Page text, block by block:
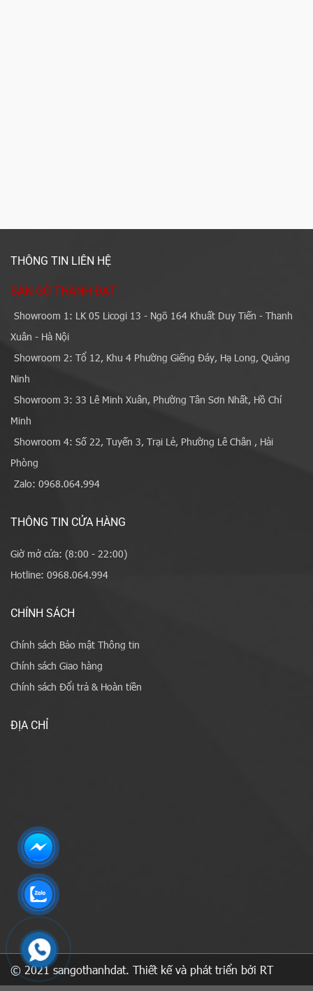
THÔNG TIN LIÊN HỆ
SÀN GỖ THÀNH ĐẠT
Showroom 1: LK 05 Licogi 13 - Ngõ 164 Khuất Duy Tiến - Thanh
Xuân - Hà Nội
Showroom 2: Tổ 12, Khu 4 Phường Giếng Đáy, Hạ Long, Quảng
Ninh
Showroom 3: 33 Lê Minh Xuân, Phường Tân Sơn Nhất, Hồ Chí
Minh
Showroom 4: Số 22, Tuyến 3, Trại Lẻ, Phường Lê Chân , Hải
Phòng
Zalo: 0968.064.994
THÔNG TIN CỬA HÀNG
Giờ mở cửa: (8:00 - 22:00)
Hotline: 0968.064.994
CHÍNH SÁCH
Chính sách Bảo mật Thông tin
Chính sách Giao hàng
Chính sách Đổi trả & Hoàn tiền
ĐỊA CHỈ
© 2021 sangothanhdat. Thiết kế và phát triển bởi RT